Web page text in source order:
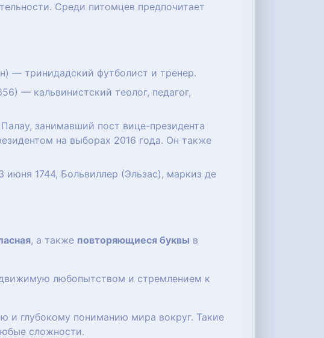
Среди питомцев предпочитает
— тринидадский футболист и тренер.
— кальвинистский теолог, педагог,
занимавший пост вице-президента
на выборах 2016 года. Он также
1744, Больвиллер (Эльзас), маркиз де
, а также повторяющиеся буквы в
любопытством и стремлением к
и глубокому пониманию мира вокруг. Такие
сложности.